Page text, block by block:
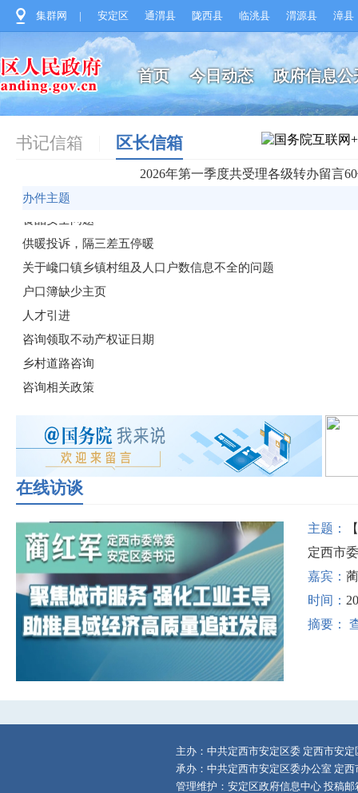
集群网 | 安定区 通渭县 陇西县 临洮县 渭源县 漳县
首页 今日动态 政府信息公
书记信箱 区长信箱
2026年第一季度共受理各级转办留言
在线访谈
主题：
定西市
嘉宾：
时间：
摘要：
主办：中共定西市安定区委 定西市安定
承办：中共定西市安定区委办公室 定
管理维护：安定区政府信息中心 投稿邮